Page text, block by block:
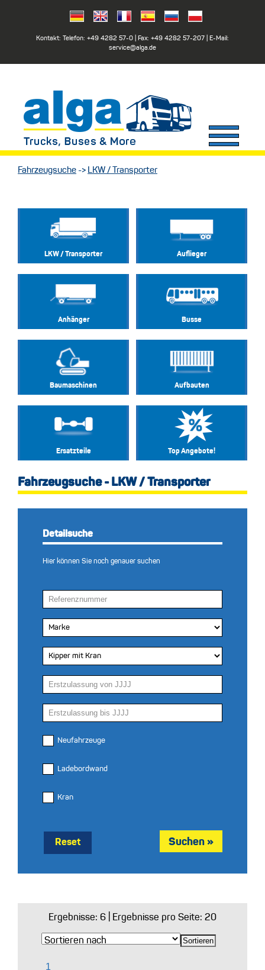
Kontakt: Telefon: +49 4282 57-0 | Fax: +49 4282 57-207 | E-Mail:
service@alga.de
Fahrzeugsuche -> LKW / Transporter
LKW / Transporter Auflieger
Anhänger Busse
Baumaschinen Aufbauten
Ersatzteile Top Angebote!
Fahrzeugsuche - LKW / Transporter
Detailsuche
Hier können Sie noch genauer suchen
Neufahrzeuge
Ladebordwand
Kran
Reset
Ergebnisse: 6 | Ergebnisse pro Seite: 20